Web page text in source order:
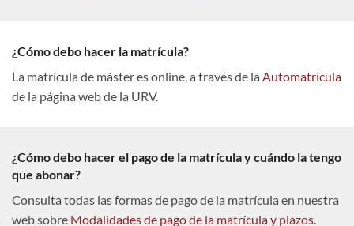
¿Cómo debo hacer la matrícula?
La matrícula de máster es online, a través de la Automatrícula
de la página web de la URV.
¿Cómo debo hacer el pago de la matrícula y cuándo la tengo
que abonar?
Consulta todas las formas de pago de la matrícula en nuestra
web sobre Modalidades de pago de la matrícula y plazos.